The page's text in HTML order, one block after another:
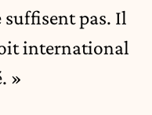
suffisent pas. Il
international
»